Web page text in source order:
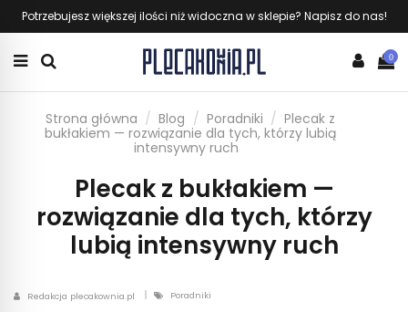
Potrzebujesz większej ilości niż widoczna w sklepie? Napisz do nas!
0
Strona główna Blog Poradniki
Plecak z
bukłakiem — rozwiązanie dla tych, którzy lubią
intensywny ruch
Plecak z bukłakiem —
rozwiązanie dla tych, którzy
lubią intensywny ruch
Redakcja plecakownia.pl Poradniki